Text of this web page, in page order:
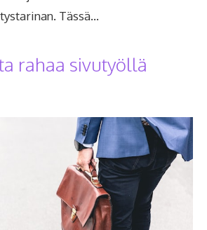
Tässä…
rahaa sivutyöllä